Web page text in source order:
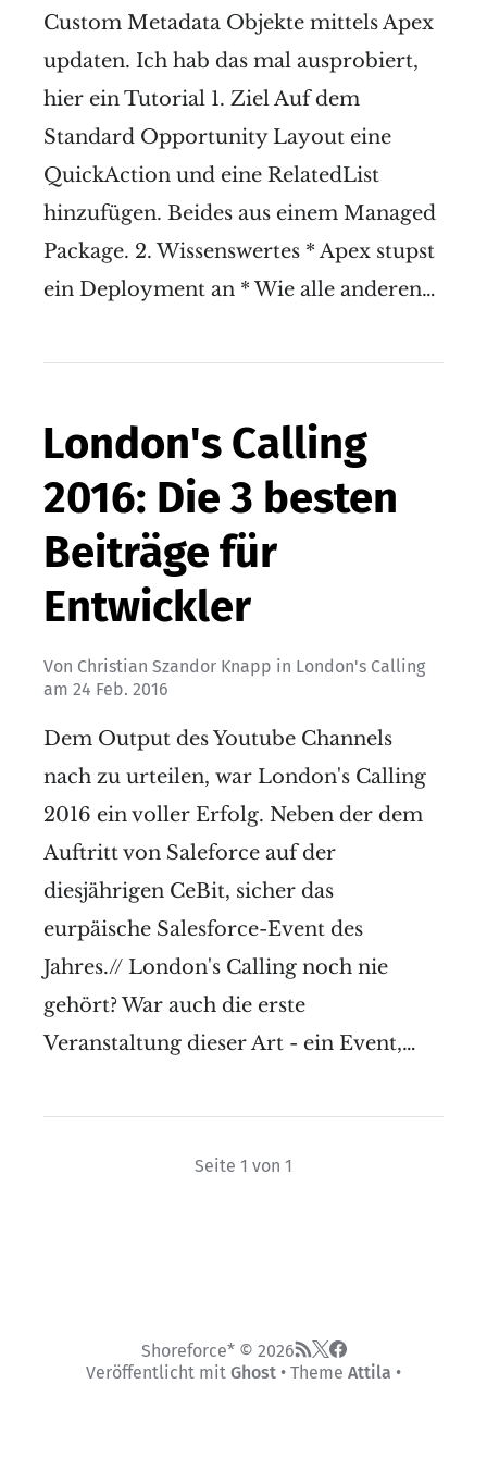
Custom Metadata Objekte mittels Apex
updaten. Ich hab das mal ausprobiert,
hier ein Tutorial 1. Ziel Auf dem
Standard Opportunity Layout eine
QuickAction und eine RelatedList
hinzufügen. Beides aus einem Managed
Package. 2. Wissenswertes * Apex stupst
ein Deployment an * Wie alle anderen…
London's Calling
2016: Die 3 besten
Beiträge für
Entwickler
Von Christian Szandor Knapp in London's Calling
am 24 Feb. 2016
Dem Output des Youtube Channels
nach zu urteilen, war London's Calling
2016 ein voller Erfolg. Neben der dem
Auftritt von Saleforce auf der
diesjährigen CeBit, sicher das
eurpäische Salesforce-Event des
Jahres.// London's Calling noch nie
gehört? War auch die erste
Veranstaltung dieser Art - ein Event,…
Seite 1 von 1
Shoreforce* © 2026
Veröffentlicht mit Ghost • Theme Attila •